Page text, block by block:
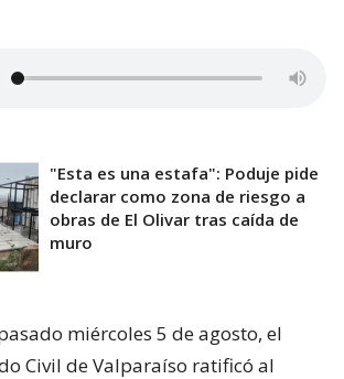
"Esta es una estafa": Poduje pide
declarar como zona de riesgo a
obras de El Olivar tras caída de
muro
miércoles 5 de agosto, el
Civil de Valparaíso ratificó al